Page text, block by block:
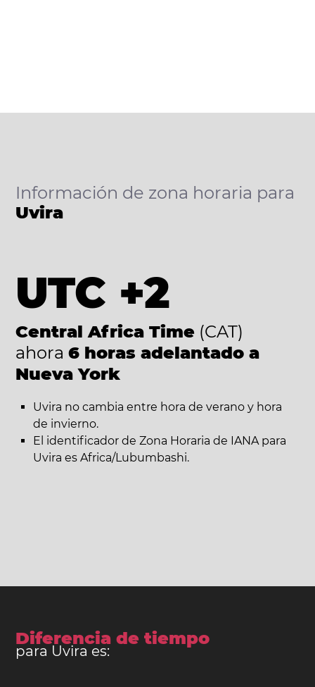
Información de zona horaria para
Uvira
UTC +2
Central Africa Time (CAT)
ahora 6 horas adelantado a
Nueva York
Uvira no cambia entre hora de verano y hora
de invierno.
El identificador de Zona Horaria de IANA para
Uvira es Africa/Lubumbashi.
Diferencia de tiempo
para Uvira es: